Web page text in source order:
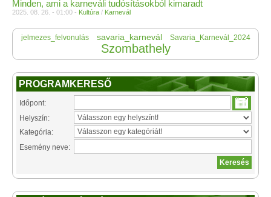
Minden, ami a karneváli tudósításokból kimaradt
2025. 08. 26. - 01:00 - Kultúra / Karnevál
jelmezes_felvonulás savaria_karnevál Savaria_Karnevál_2024
Szombathely
PROGRAMKERESŐ
Időpont:
Helyszín:
Kategória:
Esemény neve: